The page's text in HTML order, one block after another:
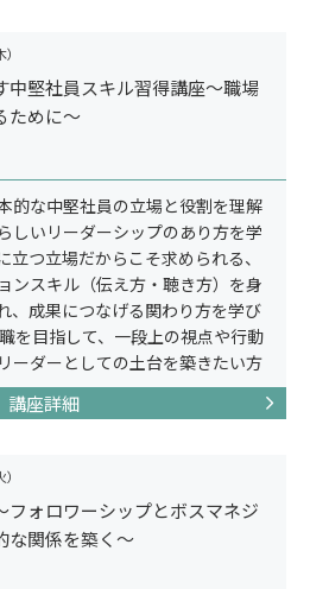
中堅社員スキル習得講座～職場
ために～
的な中堅社員の立場と役割を理解
しいリーダーシップのあり方を学
立つ立場だからこそ求められる、
ンスキル（伝え方・聴き方）を身
、成果につなげる関わり方を学び
目指して、一段上の視点や行動
ダーとしての土台を築きたい方
講座詳細
フォロワーシップとボスマネジ
な関係を築く～